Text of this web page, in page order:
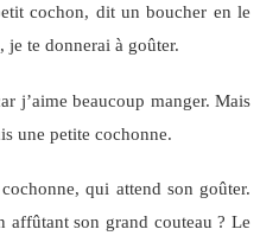
cochon, dit un boucher en le
je te donnerai à goûter.
j’aime beaucoup manger. Mais
une petite cochonne.
qui attend son goûter.
affûtant son grand couteau ? Le